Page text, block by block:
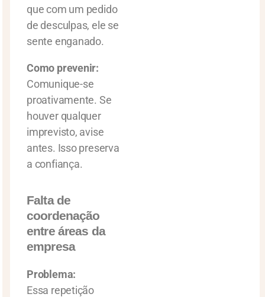
que com um pedido
de desculpas, ele se
sente enganado.
Como prevenir:
Comunique-se
proativamente. Se
houver qualquer
imprevisto, avise
antes. Isso preserva
a confiança.
Falta de
coordenação
entre áreas da
empresa
Problema:
Essa repetição